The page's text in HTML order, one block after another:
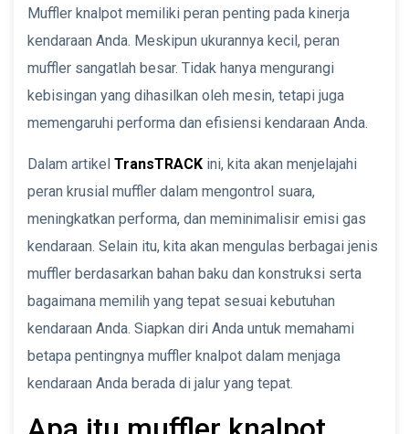
Muffler knalpot memiliki peran penting pada kinerja
kendaraan Anda. Meskipun ukurannya kecil, peran
muffler sangatlah besar. Tidak hanya mengurangi
kebisingan yang dihasilkan oleh mesin, tetapi juga
memengaruhi performa dan efisiensi kendaraan Anda.
Dalam artikel TransTRACK ini, kita akan menjelajahi
peran krusial muffler dalam mengontrol suara,
meningkatkan performa, dan meminimalisir emisi gas
kendaraan. Selain itu, kita akan mengulas berbagai jenis
muffler berdasarkan bahan baku dan konstruksi serta
bagaimana memilih yang tepat sesuai kebutuhan
kendaraan Anda. Siapkan diri Anda untuk memahami
betapa pentingnya muffler knalpot dalam menjaga
kendaraan Anda berada di jalur yang tepat.